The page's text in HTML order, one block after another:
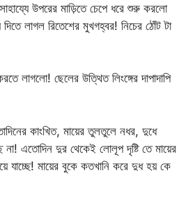
উপরের মাড়িতে চেপে ধরে শুরু করলো
লাগল রিতেশের মুখগহ্বর! নিচের ঠোঁট টা
লাগলো! ছেলের উত্থিত লিংঙ্গের দাপাদাপি
কাংখিত, মায়ের তুলতুলে নধর, দুধে
না! এতোদিন দুর থেকেই লোলূপ দৃষ্টি তে মায়ের
যাচ্ছে! মায়ের বুকে কতখানি করে দুধ হয় কে